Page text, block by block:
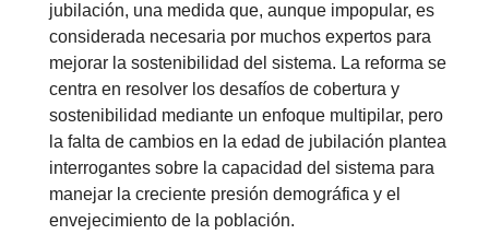
jubilación, una medida que, aunque impopular, es
considerada necesaria por muchos expertos para
mejorar la sostenibilidad del sistema. La reforma se
centra en resolver los desafíos de cobertura y
sostenibilidad mediante un enfoque multipilar, pero
la falta de cambios en la edad de jubilación plantea
interrogantes sobre la capacidad del sistema para
manejar la creciente presión demográfica y el
envejecimiento de la población.